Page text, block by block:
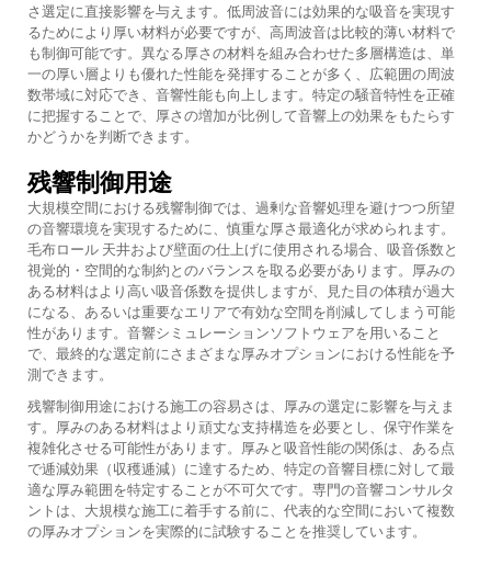
さ選定に直接影響を与えます。低周波音には効果的な吸音を実現す
るためにより厚い材料が必要ですが、高周波音は比較的薄い材料で
も制御可能です。異なる厚さの材料を組み合わせた多層構造は、単
一の厚い層よりも優れた性能を発揮することが多く、広範囲の周波
数帯域に対応でき、音響性能も向上します。特定の騒音特性を正確
に把握することで、厚さの増加が比例して音響上の効果をもたらす
かどうかを判断できます。
残響制御用途
大規模空間における残響制御では、過剰な音響処理を避けつつ所望
の音響環境を実現するために、慎重な厚さ最適化が求められます。
毛布ロール 天井および壁面の仕上げに使用される場合、吸音係数と
視覚的・空間的な制約とのバランスを取る必要があります。厚みの
ある材料はより高い吸音係数を提供しますが、見た目の体積が過大
になる、あるいは重要なエリアで有効な空間を削減してしまう可能
性があります。音響シミュレーションソフトウェアを用いること
で、最終的な選定前にさまざまな厚みオプションにおける性能を予
測できます。
残響制御用途における施工の容易さは、厚みの選定に影響を与えま
す。厚みのある材料はより頑丈な支持構造を必要とし、保守作業を
複雑化させる可能性があります。厚みと吸音性能の関係は、ある点
で逓減効果（収穫逓減）に達するため、特定の音響目標に対して最
適な厚み範囲を特定することが不可欠です。専門の音響コンサルタ
ントは、大規模な施工に着手する前に、代表的な空間において複数
の厚みオプションを実際的に試験することを推奨しています。